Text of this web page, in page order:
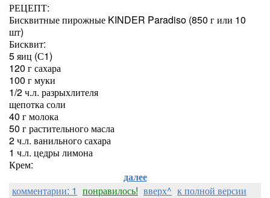
РЕЦЕПТ:
Бисквитные пирожные KINDER Paradiso (850 г или 10
шт)
Бисквит:
5 яиц (С1)
120 г сахара
100 г муки
1/2 ч.л. разрыхлителя
щепотка соли
40 г молока
50 г растительного масла
2 ч.л. ванильного сахара
1 ч.л. цедры лимона
Крем:
далее
комментарии: 1 понравилось! вверх^ к полной версии